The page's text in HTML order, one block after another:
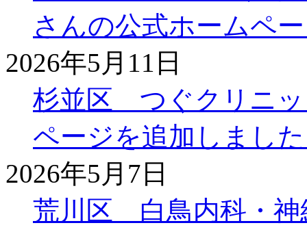
さんの公式ホームペ
2026年5月11日
杉並区 つぐクリニッ
ページを追加しまし
2026年5月7日
荒川区 白鳥内科・神